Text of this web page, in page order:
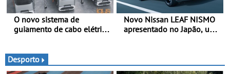
O novo sistema de
guiamento de cabo elétrico
carros elétricos - O e-tract
DC horizontal traz mais
Novo Nissan LEAF NISMO
apresentado no Japão, uma
desempenho da terceira
Desporto